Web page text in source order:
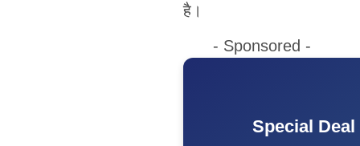
है।
- Sponsored -
Special Deal